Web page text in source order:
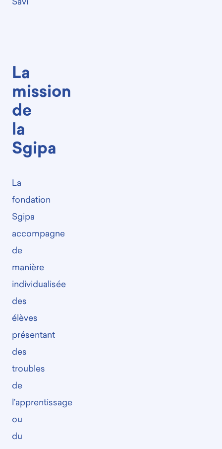
Savi
La
mission
de
la
Sgipa
La
fondation
Sgipa
accompagne
de
manière
individualisée
des
élèves
présentant
des
troubles
de
l’apprentissage
ou
du